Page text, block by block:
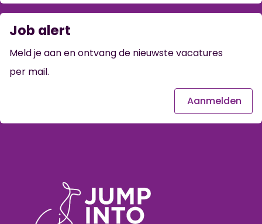
Job alert
Meld je aan en ontvang de nieuwste vacatures
per mail.
Aanmelden